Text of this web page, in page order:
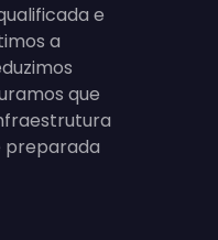
e
a
que
preparada